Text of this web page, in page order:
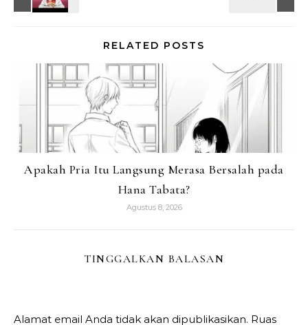
RELATED POSTS
Apakah Pria Itu Langsung Merasa Bersalah pada
Hana Tabata?
Agustus 8, 2026
TINGGALKAN BALASAN
Alamat email Anda tidak akan dipublikasikan. Ruas